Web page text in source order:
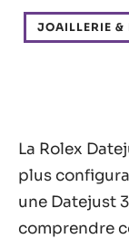
JOAILLERIE &
La Rolex
plus
une Datejust
comprendre